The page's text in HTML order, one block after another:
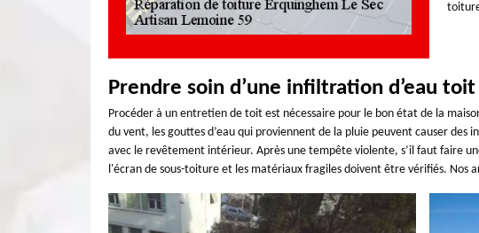
Prendre soin d’une infiltration d’eau toit
Procéder à un entretien de toit est nécessaire pour le bon état de la
du vent, les gouttes d’eau qui proviennent de la pluie peuvent causer
avec le revêtement intérieur. Après une tempête violente, s’il faut faire
l'écran de sous-toiture et les matériaux fragiles doivent être vérifiés. Nos